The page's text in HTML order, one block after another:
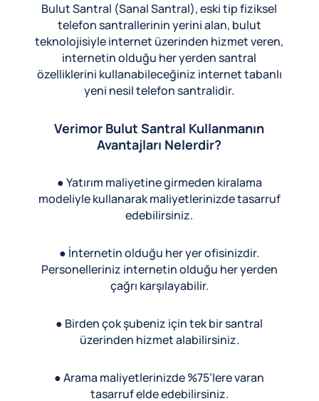
Bulut Santral (Sanal Santral), eski tip fiziksel
telefon santrallerinin yerini alan, bulut
teknolojisiyle internet üzerinden hizmet veren,
internetin olduğu her yerden santral
özelliklerini kullanabileceğiniz internet tabanlı
yeni nesil telefon santralidir.
Verimor Bulut Santral Kullanmanın
Avantajları Nelerdir?
● Yatırım maliyetine girmeden kiralama
modeliyle kullanarak maliyetlerinizde tasarruf
edebilirsiniz.
● İnternetin olduğu her yer ofisinizdir.
Personelleriniz internetin olduğu her yerden
çağrı karşılayabilir.
● Birden çok şubeniz için tek bir santral
üzerinden hizmet alabilirsiniz.
● Arama maliyetlerinizde %75’lere varan
tasarruf elde edebilirsiniz.